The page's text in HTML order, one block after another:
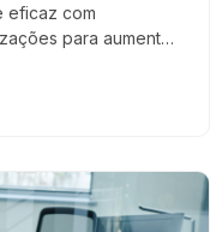
eficaz com
para aumentar